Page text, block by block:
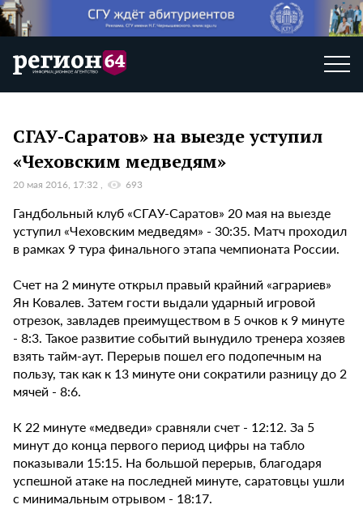
СГАУ-Саратов» на выезде уступил
«Чеховским медведям»
20 мая 2016, 17:32 693
Гандбольный клуб «СГАУ-Саратов» 20 мая на выезде
уступил «Чеховским медведям» - 30:35. Матч проходил
в рамках 9 тура финального этапа чемпионата России.
Счет на 2 минуте открыл правый крайний «аграриев»
Ян Ковалев. Затем гости выдали ударный игровой
отрезок, завладев преимуществом в 5 очков к 9 минуте
- 8:3. Такое развитие событий вынудило тренера хозяев
взять тайм-аут. Перерыв пошел его подопечным на
пользу, так как к 13 минуте они сократили разницу до 2
мячей - 8:6.
К 22 минуте «медведи» сравняли счет - 12:12. За 5
минут до конца первого период цифры на табло
показывали 15:15. На большой перерыв, благодаря
успешной атаке на последней минуте, саратовцы ушли
с минимальным отрывом - 18:17.